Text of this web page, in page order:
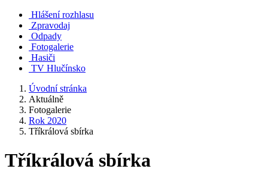
Hlášení rozhlasu
Zpravodaj
Odpady
Fotogalerie
Hasiči
TV Hlučínsko
Úvodní stránka
Aktuálně
Fotogalerie
Rok 2020
Tříkrálová sbírka
Tříkrálová sbírka